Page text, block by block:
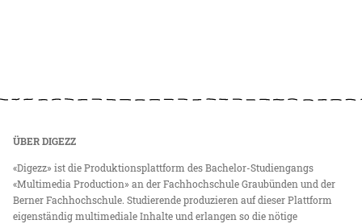
ÜBER DIGEZZ
«Digezz» ist die Produktionsplattform des Bachelor-Studiengangs
«Multimedia Production» an der Fachhochschule Graubünden und der
Berner Fachhochschule. Studierende produzieren auf dieser Plattform
eigenständig multimediale Inhalte und erlangen so die nötige